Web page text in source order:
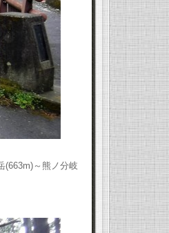
(663m)～熊ノ分岐